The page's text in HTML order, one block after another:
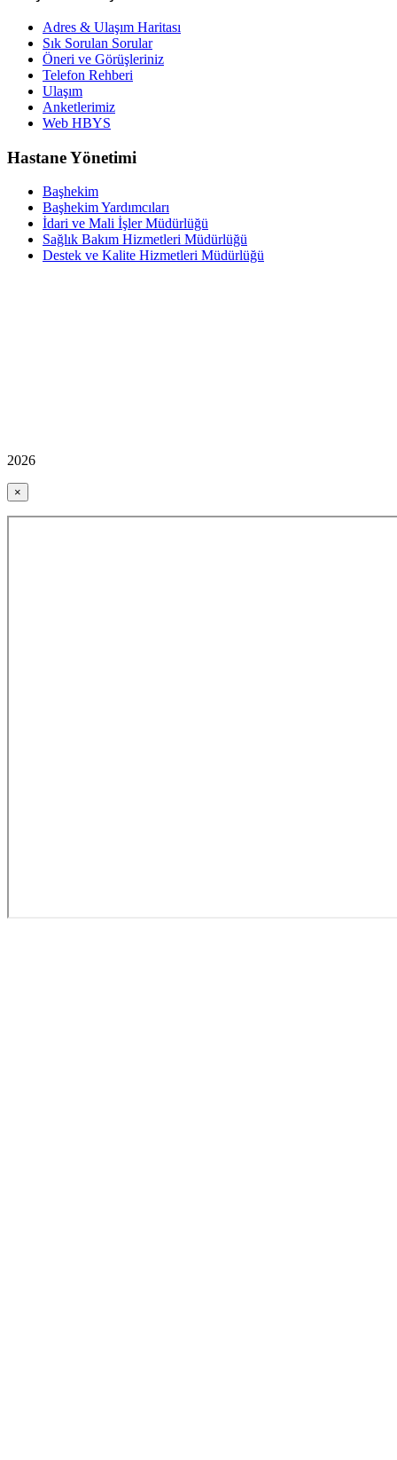
Adres & Ulaşım Haritası
Sık Sorulan Sorular
Öneri ve Görüşleriniz
Telefon Rehberi
Ulaşım
Anketlerimiz
Web HBYS
Hastane Yönetimi
Başhekim
Başhekim Yardımcıları
İdari ve Mali İşler Müdürlüğü
Sağlık Bakım Hizmetleri Müdürlüğü
Destek ve Kalite Hizmetleri Müdürlüğü
2026
×